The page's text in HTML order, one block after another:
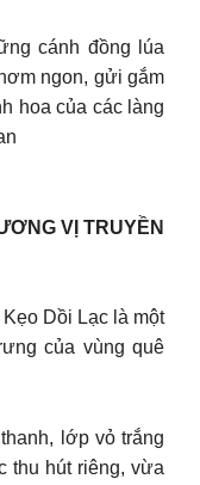
cánh đồng lúa
ngon, gửi gắm
hoa của các làng
VỊ TRUYỀN
Dồi Lạc là một
của vùng quê
lớp vỏ trắng
thu hút riêng, vừa